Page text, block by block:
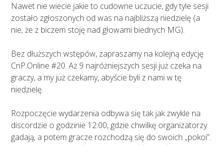
Nawet nie wiecie jakie to cudowne uczucie, gdy tyle sesji
zostało zgłoszonych od was na najbliższą niedzielę (a
nie, że z biczem stoję nad głowami biednych MG).
Bez dłuższych wstępów, zapraszamy na kolejną edycję
CnP.Online #20. Aż 9 najróżniejszych sesji już czeka na
graczy, a my już czekamy, abyście byli z nami w tę
niedzielę.
Rozpoczęcie wydarzenia odbywa się tak jak zwykle na
discordzie o godzinie 12:00, gdzie chwilkę organizatorzy
gadają, a potem gracze rozchodzą się do swoich „pokoi”.